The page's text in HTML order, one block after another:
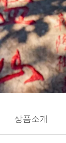
상품소개